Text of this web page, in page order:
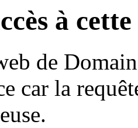
à
de
car la